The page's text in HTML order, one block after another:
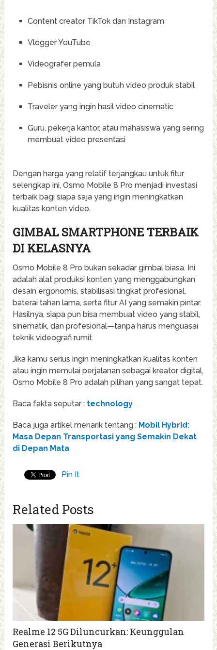
Content creator TikTok dan Instagram
Vlogger YouTube
Videografer pemula
Pebisnis online yang butuh video produk stabil
Traveler yang ingin hasil video cinematic
Guru, pekerja kantor, atau mahasiswa yang sering
membuat video presentasi
Dengan harga yang relatif terjangkau untuk fitur
selengkap ini, Osmo Mobile 8 Pro menjadi investasi
terbaik bagi siapa saja yang ingin meningkatkan
kualitas konten video.
GIMBAL SMARTPHONE TERBAIK
DI KELASNYA
Osmo Mobile 8 Pro bukan sekadar gimbal biasa. Ini
adalah alat produksi konten yang menggabungkan
desain ergonomis, stabilisasi tingkat profesional,
baterai tahan lama, serta fitur AI yang semakin pintar.
Hasilnya, siapa pun bisa membuat video yang stabil,
sinematik, dan profesional—tanpa harus menguasai
teknik videografi rumit.
Jika kamu serius ingin meningkatkan kualitas konten
atau ingin memulai perjalanan sebagai kreator digital,
Osmo Mobile 8 Pro adalah pilihan yang sangat tepat.
Baca fakta seputar : technology
Baca juga artikel menarik tentang : Mobil Hybrid:
Masa Depan Transportasi yang Semakin Dekat
di Depan Mata
Pin It
Related Posts
Realme 12 5G Diluncurkan: Keunggulan
Generasi Berikutnya